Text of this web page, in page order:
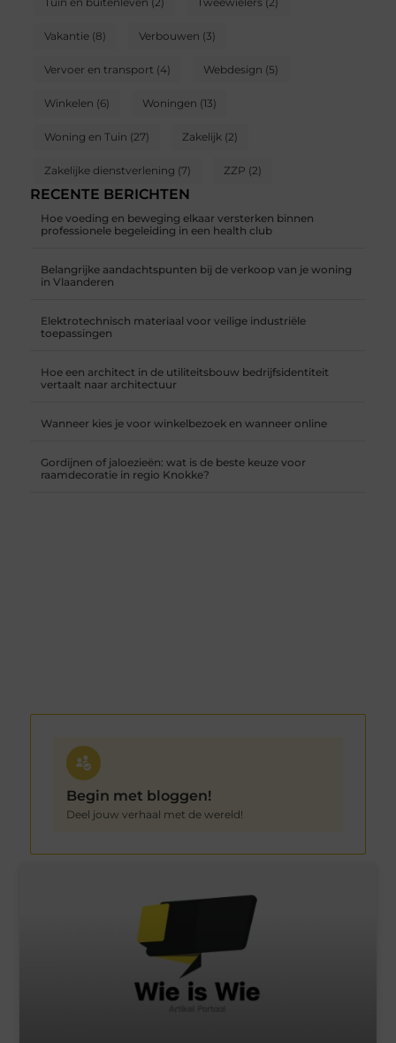
Vakantie (8) Verbouwen (3)
Vervoer en transport (4) Webdesign (5)
Winkelen (6) Woningen (13)
Woning en Tuin (27) Zakelijk (2)
Zakelijke dienstverlening (7) ZZP (2)
RECENTE BERICHTEN
Hoe voeding en beweging elkaar versterken binnen
professionele begeleiding in een health club
Belangrijke aandachtspunten bij de verkoop van je woning
in Vlaanderen
Elektrotechnisch materiaal voor veilige industriële
toepassingen
Hoe een architect in de utiliteitsbouw bedrijfsidentiteit
vertaalt naar architectuur
Wanneer kies je voor winkelbezoek en wanneer online
Gordijnen of jaloezieën: wat is de beste keuze voor
raamdecoratie in regio Knokke?
Begin met bloggen!
Deel jouw verhaal met de wereld!